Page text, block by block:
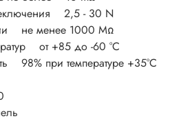
2,5 - 30 N
не менее 1000 MΩ
от +85 до -60 °С
98% при температуре +35°С